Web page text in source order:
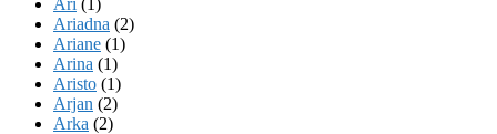
Ariadna (2)
Ariane (1)
Arina (1)
Aristo (1)
Arjan (2)
Arka (2)